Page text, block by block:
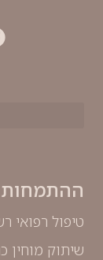
ההתמחות
טיפול רפואי
שיתוק מוחין